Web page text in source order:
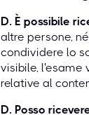
D. È possibile
altre persone,
condividere lo
visibile, l'esame
relative al
D. Posso